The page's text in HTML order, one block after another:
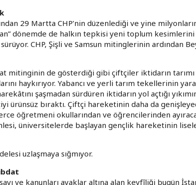
29 Martta CHP’nin düzenlediği ve yine
dönemde de halkın tepkisi yeni toplum
CHP, Şişli ve Samsun mitinglerinin ardından
mitinginin de gösterdiği gibi çiftçiler iktidarın
haykırıyor. Yabancı ve yerli tarım tekellerinin
şaşmadan sürdüren iktidarın yol açtığı
ürünsüz bıraktı. Çiftçi hareketinin daha da
öğretmeni okullarından ve öğrencilerinden
üniversitelerde başlayan gençlik hareketinin
uzlaşmaya sığmıyor.
ve kanunları ayaklar altına alan keyfîliği bugün